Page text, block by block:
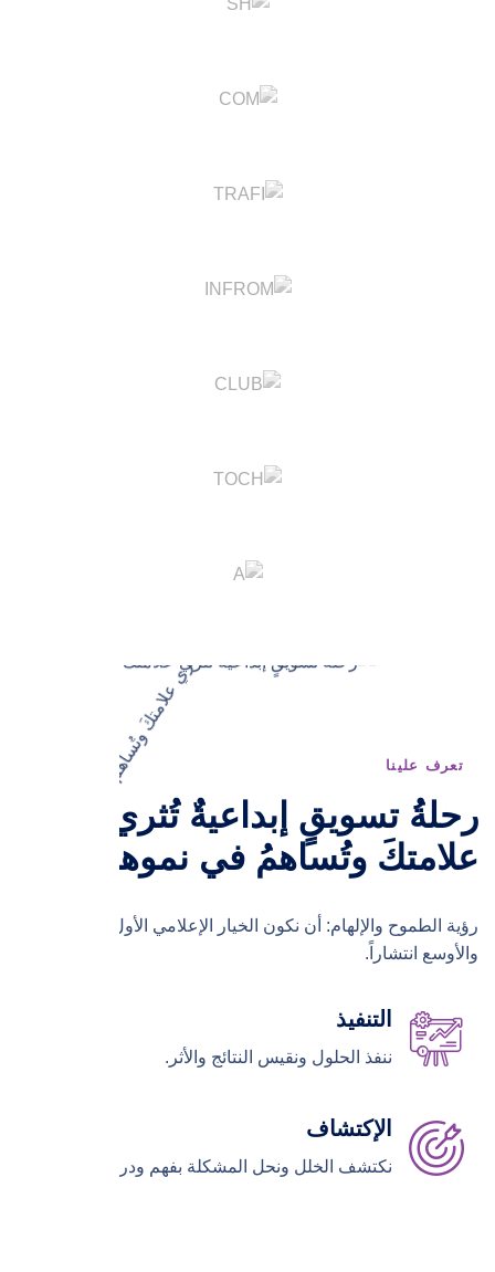
تعرف علينا
رحلةُ تسويقٍ إبداعيةٌ تُثري
علامتكَ وتُساهمُ في نموها
رؤية الطموح والإلهام: أن نكون الخيار الإعلامي الأول الأعلى جودة
والأوسع انتشاراً.
التنفيذ
ننفذ الحلول ونقيس النتائج والأثر.
الإكتشاف
نكتشف الخلل ونحل المشكلة بفهم ودراية.